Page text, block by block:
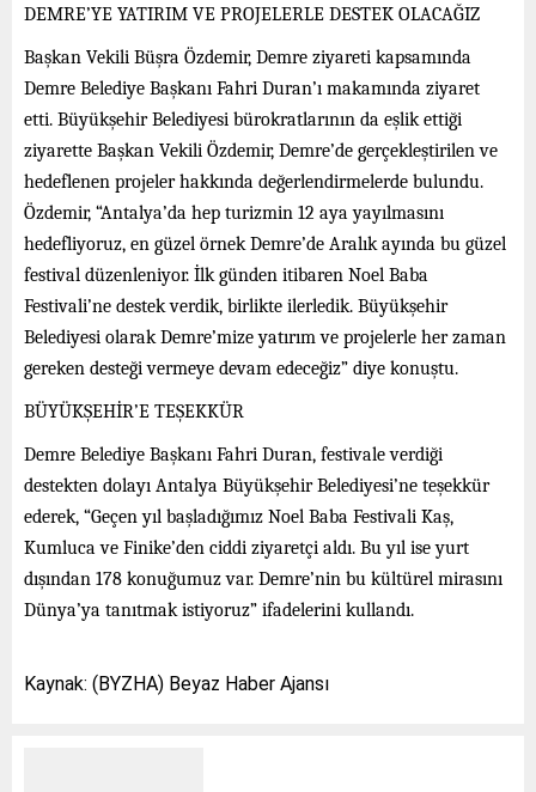
DEMRE’YE YATIRIM VE PROJELERLE DESTEK OLACAĞIZ
Başkan Vekili Büşra Özdemir, Demre ziyareti kapsamında
Demre Belediye Başkanı Fahri Duran’ı makamında ziyaret
etti. Büyükşehir Belediyesi bürokratlarının da eşlik ettiği
ziyarette Başkan Vekili Özdemir, Demre’de gerçekleştirilen ve
hedeflenen projeler hakkında değerlendirmelerde bulundu.
Özdemir, “Antalya’da hep turizmin 12 aya yayılmasını
hedefliyoruz, en güzel örnek Demre’de Aralık ayında bu güzel
festival düzenleniyor. İlk günden itibaren Noel Baba
Festivali’ne destek verdik, birlikte ilerledik. Büyükşehir
Belediyesi olarak Demre’mize yatırım ve projelerle her zaman
gereken desteği vermeye devam edeceğiz” diye konuştu.
BÜYÜKŞEHİR’E TEŞEKKÜR
Demre Belediye Başkanı Fahri Duran, festivale verdiği
destekten dolayı Antalya Büyükşehir Belediyesi’ne teşekkür
ederek, “Geçen yıl başladığımız Noel Baba Festivali Kaş,
Kumluca ve Finike’den ciddi ziyaretçi aldı. Bu yıl ise yurt
dışından 178 konuğumuz var. Demre’nin bu kültürel mirasını
Dünya’ya tanıtmak istiyoruz” ifadelerini kullandı.
Kaynak: (BYZHA) Beyaz Haber Ajansı